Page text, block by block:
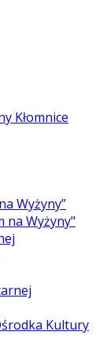
Kłomnice
Wyżyny”
na Wyżyny"
Kultury